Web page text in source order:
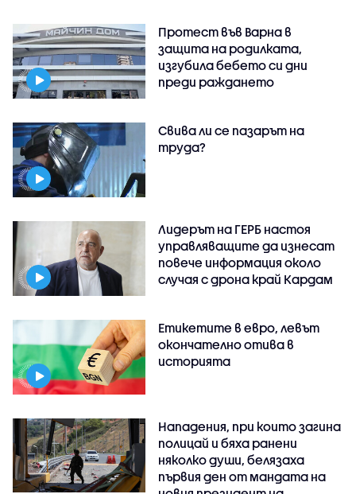
Протест във Варна в
защита на родилката,
изгубила бебето си дни
преди раждането
Свива ли се пазарът на
труда?
Лидерът на ГЕРБ настоя
управляващите да изнесат
повече информация около
случая с дрона край Кардам
Етикетите в евро, левът
окончателно отива в
историята
Нападения, при които загина
полицай и бяха ранени
няколко души, белязаха
първия ден от мандата на